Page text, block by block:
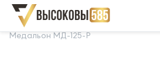
Главная Склад готовой продукции
Медальон МД-125-Р